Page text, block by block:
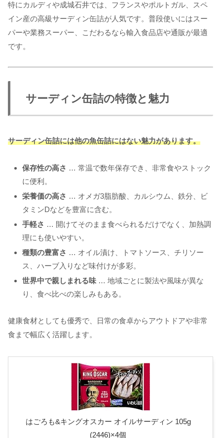
特にカルディや成城石井では、フランスやポルトガル、スペ
イン産の高級サーディン缶詰が人気です。普段使いにはスー
パーや業務スーパー、こだわるなら輸入食品店や通販が最適
です。
サーディン缶詰の特徴と魅力
サーディン缶詰には他の魚缶詰にはない魅力があります。
保存性の高さ … 常温で数年保存でき、非常食やストック
に便利。
栄養価の高さ … オメガ3脂肪酸、カルシウム、鉄分、ビ
タミンDなどを豊富に含む。
手軽さ … 開けてそのまま食べられるだけでなく、加熱調
理にも使いやすい。
種類の豊富さ … オイル漬け、トマトソース、チリソー
ス、ハーブ入りなど味付けが多彩。
世界中で親しまれる味 … 地域ごとに製法や風味が異な
り、食べ比べの楽しみもある。
健康食材としても優秀で、日常の食卓からアウトドアや非常
食まで幅広く活躍します。
はごろも&キングオスカー オイルサーディン 105g
(2446)×4個